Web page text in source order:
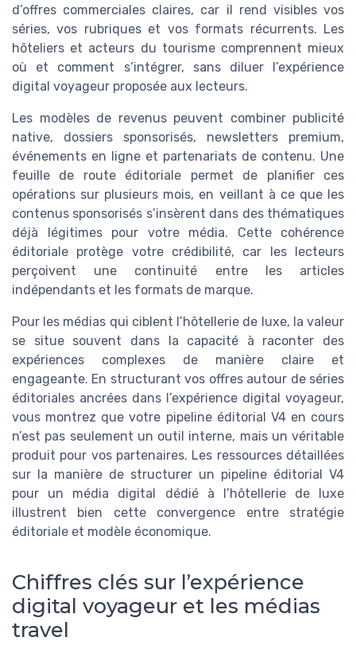
d’offres commerciales claires, car il rend visibles vos
séries, vos rubriques et vos formats récurrents. Les
hôteliers et acteurs du tourisme comprennent mieux
où et comment s’intégrer, sans diluer l’expérience
digital voyageur proposée aux lecteurs.
Les modèles de revenus peuvent combiner publicité
native, dossiers sponsorisés, newsletters premium,
événements en ligne et partenariats de contenu. Une
feuille de route éditoriale permet de planifier ces
opérations sur plusieurs mois, en veillant à ce que les
contenus sponsorisés s’insèrent dans des thématiques
déjà légitimes pour votre média. Cette cohérence
éditoriale protège votre crédibilité, car les lecteurs
perçoivent une continuité entre les articles
indépendants et les formats de marque.
Pour les médias qui ciblent l’hôtellerie de luxe, la valeur
se situe souvent dans la capacité à raconter des
expériences complexes de manière claire et
engageante. En structurant vos offres autour de séries
éditoriales ancrées dans l’expérience digital voyageur,
vous montrez que votre pipeline éditorial V4 en cours
n’est pas seulement un outil interne, mais un véritable
produit pour vos partenaires. Les ressources détaillées
sur la manière de structurer un pipeline éditorial V4
pour un média digital dédié à l’hôtellerie de luxe
illustrent bien cette convergence entre stratégie
éditoriale et modèle économique.
Chiffres clés sur l’expérience
digital voyageur et les médias
travel